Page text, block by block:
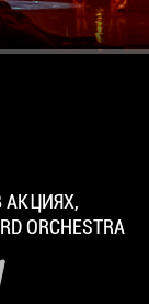
АКЦИЯХ,
ORCHESTRA